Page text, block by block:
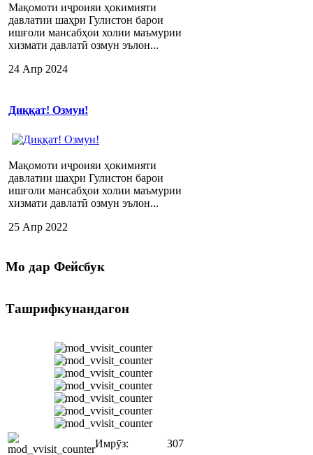
Мақомоти иҷроияи ҳокимияти
давлатии шаҳри Гулистон барои
ишғоли мансабҳои холии маъмурии
хизмати давлатӣ озмун эълон...
24 Апр 2024
Диққат! Озмун!
Мақомоти иҷроияи ҳокимияти
давлатии шаҳри Гулистон барои
ишғоли мансабҳои холии маъмурии
хизмати давлатӣ озмун эълон...
25 Апр 2022
Мо дар Фейсбук
Ташрифкунандагон
Имрӯз:
307